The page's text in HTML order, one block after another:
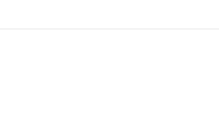
सचिव पंचायत से हटाए गए ।